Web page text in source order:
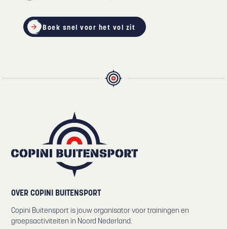
Boek snel voor het vol zit
OVER COPINI BUITENSPORT
Copini Buitensport is jouw organisator voor trainingen en
groepsactiviteiten in Noord Nederland.